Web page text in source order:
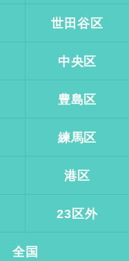
世田谷区
中央区
豊島区
練馬区
港区
23区外
全国